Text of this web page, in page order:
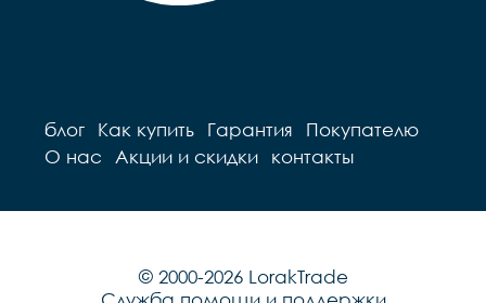
блог Как купить Гарантия
Покупателю
О нас
Акции и скидки контакты
© 2000-2026 LorakTrade